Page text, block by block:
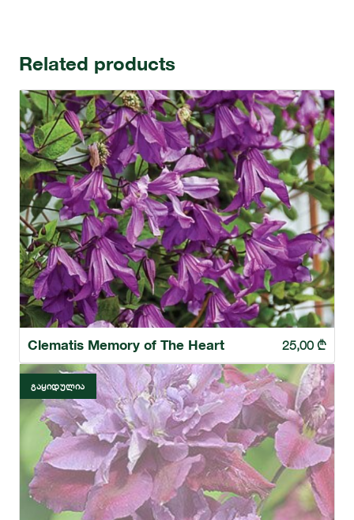
Related products
Clematis Memory of The Heart 25,00 ₾
ᲒᲐᲧᲘᲓᲣᲚᲘᲐ